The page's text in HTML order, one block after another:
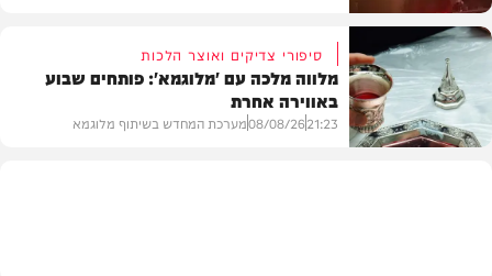
חדשות
סיפורי צדיקים ואוצר הלכות
מלווה מלכה עם 'מלוגמא': פותחים שבוע
באווירה אחרת
21:23
08/08/26מערכת המחדש בשיתוף מלוגמא